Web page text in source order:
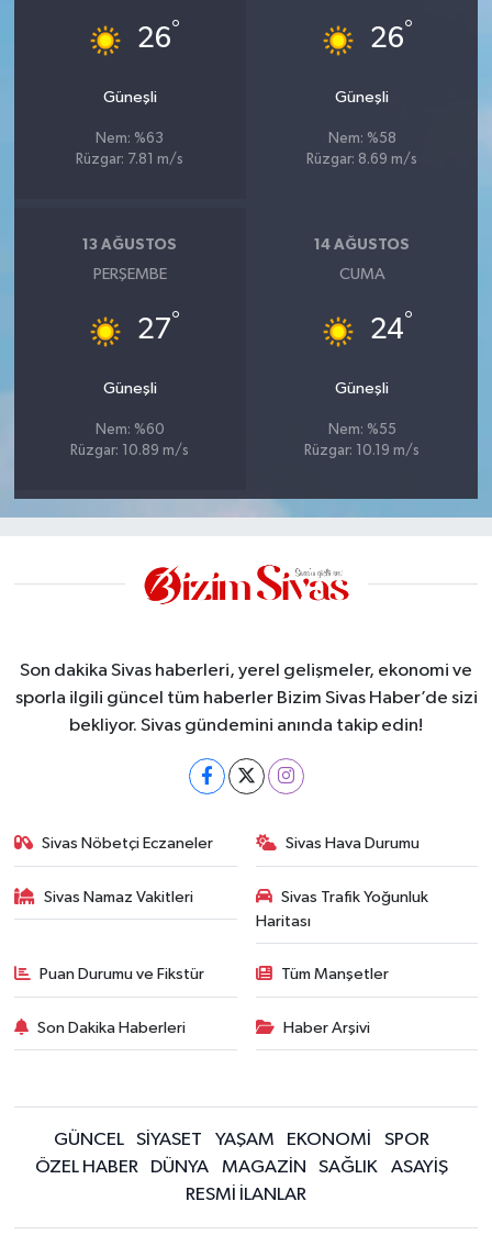
26°
Güneşli
Nem: %63
Rüzgar: 7.81 m/s
26°
Güneşli
Nem: %58
Rüzgar: 8.69 m/s
13 AĞUSTOS
PERŞEMBE
27°
Güneşli
Nem: %60
Rüzgar: 10.89 m/s
14 AĞUSTOS
CUMA
24°
Güneşli
Nem: %55
Rüzgar: 10.19 m/s
Son dakika Sivas haberleri, yerel gelişmeler, ekonomi ve
sporla ilgili güncel tüm haberler Bizim Sivas Haber’de sizi
bekliyor. Sivas gündemini anında takip edin!
Sivas Nöbetçi Eczaneler Sivas Hava Durumu
Sivas Namaz Vakitleri
Sivas Trafik Yoğunluk
Haritası
Puan Durumu ve Fikstür Tüm Manşetler
Son Dakika Haberleri Haber Arşivi
GÜNCEL SİYASET YAŞAM EKONOMİ
SPOR
ÖZEL HABER
DÜNYA MAGAZİN SAĞLIK
ASAYİŞ
RESMİ İLANLAR